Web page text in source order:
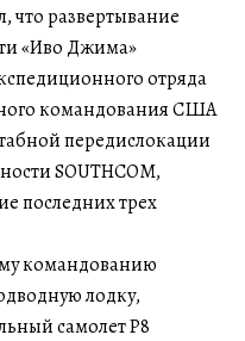
что развертывание
«Иво Джима»
отряда
командования США
передислокации
SOUTHCOM,
последних трех
командованию
лодку,
самолет P8